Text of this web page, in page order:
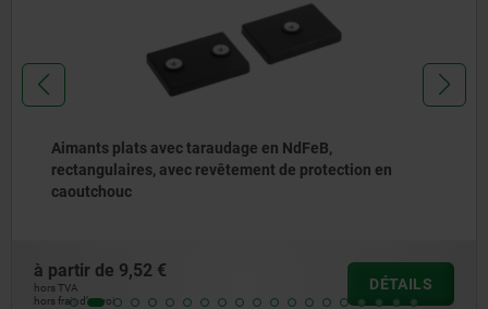
Capuchon de protection en caoutchouc pour aimant
plat
à partir de
hors frais d’envoi
DÉTAILS